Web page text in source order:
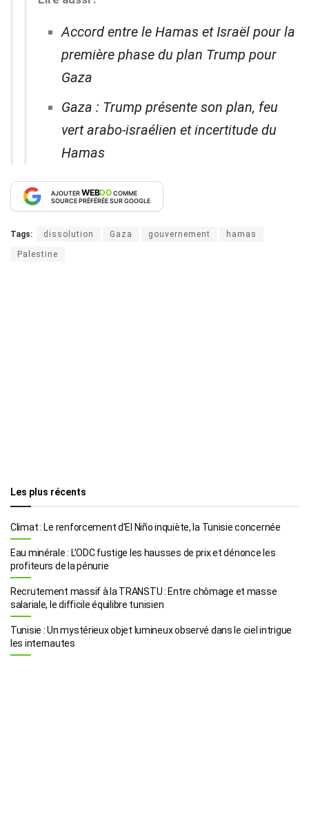
Accord entre le Hamas et Israël pour la
première phase du plan Trump pour
Gaza
Gaza : Trump présente son plan, feu
vert arabo-israélien et incertitude du
Hamas
AJOUTERWEBDOCOMME
SOURCE PRÉFÉRÉE SUR GOOGLE
Tags: dissolution Gaza gouvernement hamas
Palestine
Les plus récents
Climat : Le renforcement d’El Niño inquiète, la Tunisie concernée
Eau minérale : L’ODC fustige les hausses de prix et dénonce les
profiteurs de la pénurie
Recrutement massif à la TRANSTU : Entre chômage et masse
salariale, le difficile équilibre tunisien
Tunisie : Un mystérieux objet lumineux observé dans le ciel intrigue
les internautes